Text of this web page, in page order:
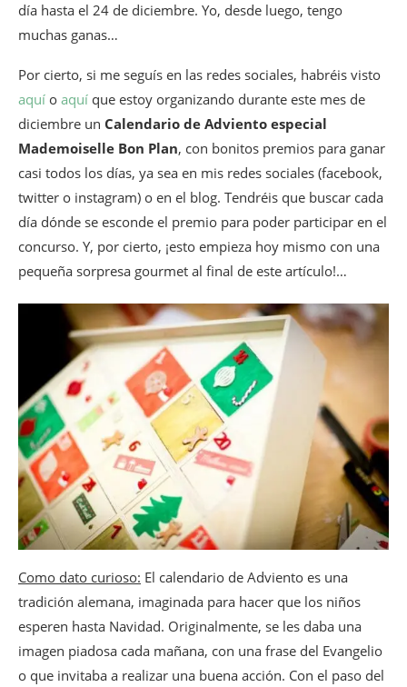
día hasta el 24 de diciembre. Yo, desde luego, tengo
muchas ganas…
Por cierto, si me seguís en las redes sociales, habréis visto
aquí o aquí que estoy organizando durante este mes de
diciembre un Calendario de Adviento especial
Mademoiselle Bon Plan, con bonitos premios para ganar
casi todos los días, ya sea en mis redes sociales (facebook,
twitter o instagram) o en el blog. Tendréis que buscar cada
día dónde se esconde el premio para poder participar en el
concurso. Y, por cierto, ¡esto empieza hoy mismo con una
pequeña sorpresa gourmet al final de este artículo!…
Como dato curioso: El calendario de Adviento es una
tradición alemana, imaginada para hacer que los niños
esperen hasta Navidad. Originalmente, se les daba una
imagen piadosa cada mañana, con una frase del Evangelio
o que invitaba a realizar una buena acción. Con el paso del